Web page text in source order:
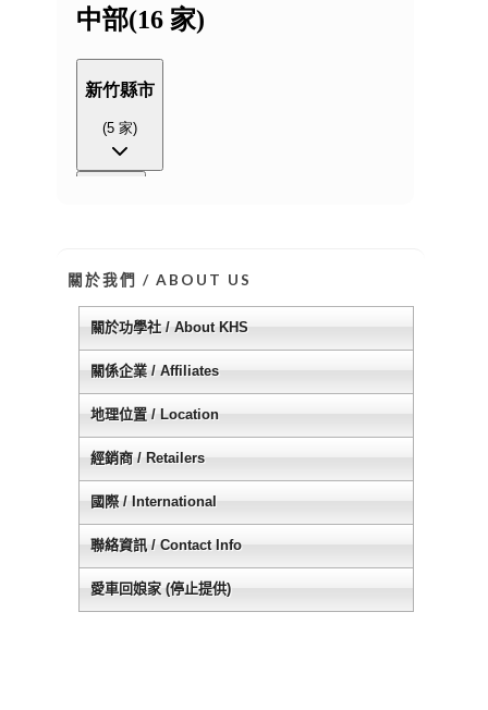
關於我們 / ABOUT US
關於功學社 / About KHS
關係企業 / Affiliates
地理位置 / Location
經銷商 / Retailers
國際 / International
聯絡資訊 / Contact Info
愛車回娘家 (停止提供)